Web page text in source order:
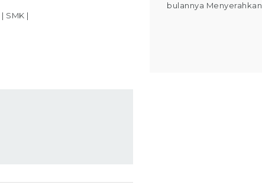
| SMK |
bulannya Menyerahkan